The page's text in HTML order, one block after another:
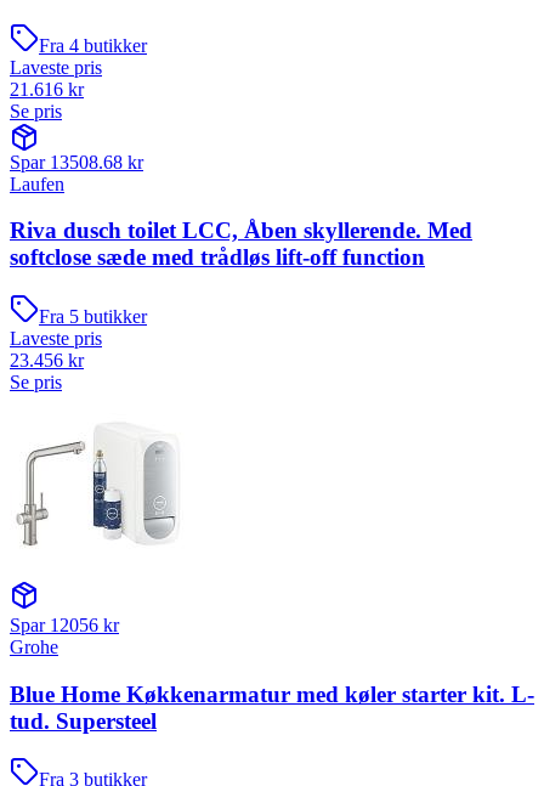
Fra 4 butikker
Laveste pris
21.616 kr
Se pris
Spar 13508.68 kr
Laufen
Riva dusch toilet LCC, Åben skyllerende. Med
softclose sæde med trådløs lift-off function
Fra 5 butikker
Laveste pris
23.456 kr
Se pris
Spar 12056 kr
Grohe
Blue Home Køkkenarmatur med køler starter kit. L-
tud. Supersteel
Fra 3 butikker